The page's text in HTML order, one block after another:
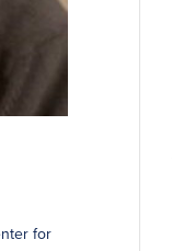
for